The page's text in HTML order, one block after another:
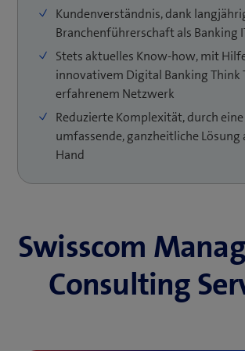
neue Ökosysteme entstehen. Diese
Banking muss ein Überdenken der
Leistungserstellung und
bewirken. Wir helfen Ihnen, diese
als Chance zu nutzen.
Zusätzlich verlangen neue technische
nach flexiblen Organisationen mit
Infrastruktur. «Open Banking» hat neue
seriösen, versierten und gleichzeitig
Partner an Ihrer Seite.
Ertragsquellen zu schaffen, während
klassischer Geschäftsfelder weiter
Kundenverständnis, dank
Branchenführerschaft als Banking
Stets aktuelles Know-how, mit
innovativem Digital Banking Think
erfahrenem Netzwerk
Reduzierte Komplexität, durch eine
umfassende, ganzheitliche Lösung
Hand
Swisscom
Consulting